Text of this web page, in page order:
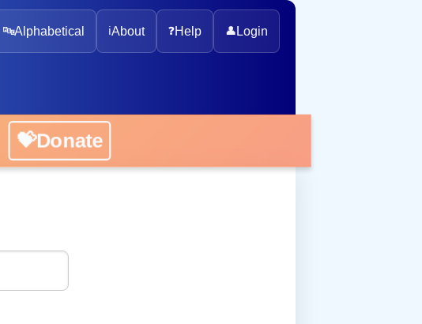
🔤Alphabetical ℹ️About ❓Help 👤 Login
💝Donate